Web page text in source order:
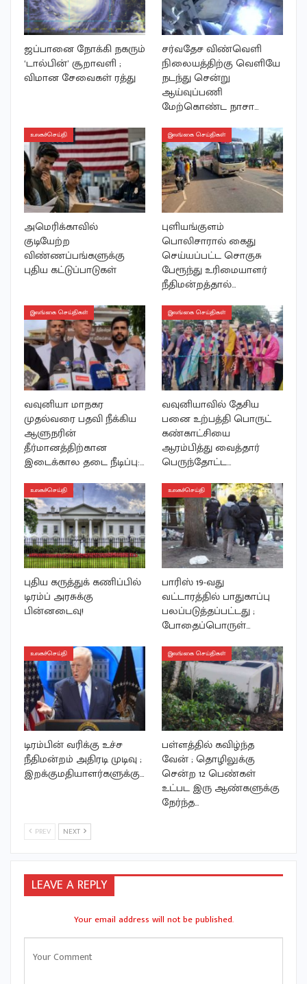
ஜப்பானை நோக்கி நகரும்
‘டால்பின்’ சூறாவளி ;
விமான சேவைகள் ரத்து
சர்வதேச விண்வெளி
நிலையத்திற்கு வெளியே
நடந்து சென்று
ஆய்வுப்பணி
மேற்கொண்ட நாசா…
உலகச்செய்தி
அமெரிக்காவில்
குடியேற்ற
விண்ணப்பங்களுக்கு
புதிய கட்டுப்பாடுகள்
இலங்கை செய்திகள்
புளியங்குளம்
பொலிசாரால் கைது
செய்யப்பட்ட சொகுசு
பேரூந்து உரிமையாளர்
நீதிமன்றத்தால்…
இலங்கை செய்திகள்
வவுனியா மாநகர
முதல்வரை பதவி நீக்கிய
ஆளுநரின்
தீர்மானத்திற்கான
இடைக்கால தடை நீடிப்பு:…
இலங்கை செய்திகள்
வவுனியாவில் தேசிய
பனை உற்பத்தி பொருட்
கண்காட்சியை
ஆரம்பித்து வைத்தார்
பெருந்தோட்ட…
உலகச்செய்தி
புதிய கருத்துக் கணிப்பில்
டிரம்ப் அரசுக்கு
பின்னடைவு!
உலகச்செய்தி
பாரிஸ் 19-வது
வட்டாரத்தில் பாதுகாப்பு
பலப்படுத்தப்பட்டது ;
போதைப்பொருள்…
உலகச்செய்தி
டிரம்பின் வரிக்கு உச்ச
நீதிமன்றம் அதிரடி முடிவு ;
இறக்குமதியாளர்களுக்கு…
இலங்கை செய்திகள்
பள்ளத்தில் கவிழ்ந்த
வேன் ; தொழிலுக்கு
சென்ற 12 பெண்கள்
உட்பட இரு ஆண்களுக்கு
நேர்ந்த…
PREV NEXT
LEAVE A REPLY
Your email address will not be published.